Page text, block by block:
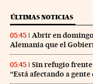
ÚLTIMAS NOTICIAS
05:45
Abrir en
Alemania que el
05:45
Sin refugio
“Está afectando a